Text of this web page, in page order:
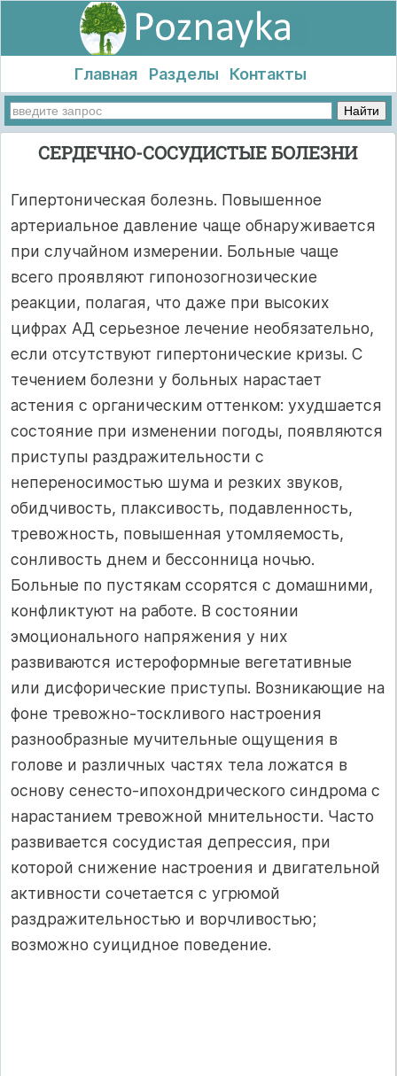
Главная Разделы Контакты
СЕРДЕЧНО-СОСУДИСТЫЕ БОЛЕЗНИ
Гипертоническая болезнь. Повышенное
артериальное давление чаще обнаруживается
при случайном измерении. Больные чаще
всего проявляют гипонозогнозические
реакции, полагая, что даже при высоких
цифрах АД серьезное лечение необязательно,
если отсутствуют гипертонические кризы. С
течением болезни у больных нарастает
астения с органическим оттенком: ухудшается
состояние при изменении погоды, появляются
приступы раздражительности с
непереносимостью шума и резких звуков,
обидчивость, плаксивость, подавленность,
тревожность, повышенная утомляемость,
сонливость днем и бессонница ночью.
Больные по пустякам ссорятся с домашними,
конфликтуют на работе. В состоянии
эмоционального напряжения у них
развиваются истероформные вегетативные
или дисфорические приступы. Возникающие на
фоне тревожно-тоскливого настроения
разнообразные мучительные ощущения в
голове и различных частях тела ложатся в
основу сенесто-ипохондрического синдрома с
нарастанием тревожной мнительности. Часто
развивается сосудистая депрессия, при
которой снижение настроения и двигательной
активности сочетается с угрюмой
раздражительностью и ворчливостью;
возможно суицидное поведение.